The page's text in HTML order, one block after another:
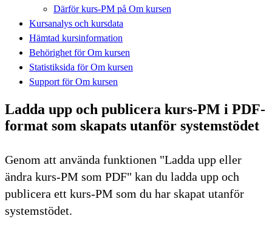
Därför kurs-PM på Om kursen
Kursanalys och kursdata
Hämtad kursinformation
Behörighet för Om kursen
Statistiksida för Om kursen
Support för Om kursen
Ladda upp och publicera kurs-PM i PDF-
format som skapats utanför systemstödet
Genom att använda funktionen "Ladda upp eller
ändra kurs-PM som PDF" kan du ladda upp och
publicera ett kurs-PM som du har skapat utanför
systemstödet.